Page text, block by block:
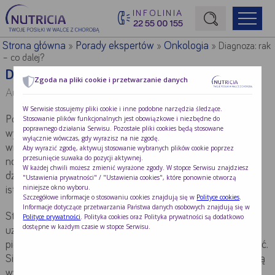
INFOLINIA
22 55 00 155
Początek treści głównej
Strona główna » Porady ekspertów » Onkologia »
Diagnoza: rak
– co dalej?
Diagnoza: rak – co dalej?
Autor:
Pojawienie się choroby nowotworowej zawsze zaskakuje i
wywołuje początkowo ekstremalnie silny stres. Ma się
wrażenie, że cały świat w jednej chwili obraca się do góry
nogami. Osoba, która usłyszała taką diagnozę z dnia na
dzień musi przyjąć rolę pacjenta, czyli uzależnić się w
istotnym stopniu od działań innych ludzi.
Stany emocjonalne chorego w okresie kilku tygodniu od
uzyskania diagnozy często mają skrajny charakter. W
pierwszych dniach trudno uwierzyć, że mogło nas to spotkać.
Silna jest wtedy nadzieja, że być może jest to pomyłka, którą
Zgoda na pliki cookie i przetwarzanie danych
W Serwisie stosujemy pliki cookie i inne podobne narzędzia śledzące.
Stosowanie plików funkcjonalnych jest obowiązkowe i niezbędne do
poprawnego działania Serwisu. Pozostałe pliki cookies będą stosowane
wyłącznie wówczas, gdy wyrazisz na nie zgodę.
Aby wyrazić zgodę, aktywuj stosowanie wybranych plików cookie poprzez
przesunięcie suwaka do pozycji aktywnej.
W każdej chwili możesz zmienić wyrażone zgody. W stopce Serwisu znajdziesz
"Ustawienia prywatności" / "Ustawienia cookies", które ponownie otworzą
niniejsze okno wyboru.
Szczegółowe informacje o stosowaniu cookies znajdują się w Polityce cookies
Informacje dotyczące przetwarzania Państwa danych osobowych znajdują się w
Polityce prywatności . Polityka cookies oraz Polityka prywatności są dodatkowo
dostępne w każdym czasie w stopce Serwisu.